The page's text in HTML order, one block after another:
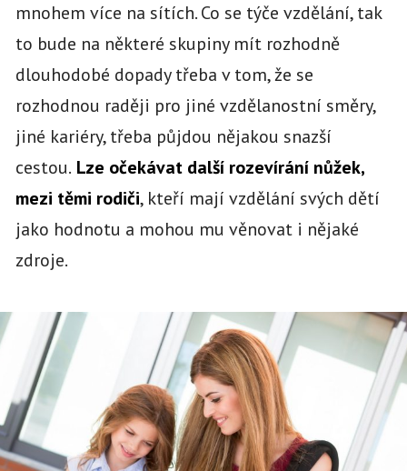
mnohem více na sítích. Co se týče vzdělání, tak
to bude na některé skupiny mít rozhodně
dlouhodobé dopady třeba v tom, že se
rozhodnou raději pro jiné vzdělanostní směry,
jiné kariéry, třeba půjdou nějakou snazší
cestou. Lze očekávat další rozevírání nůžek,
mezi těmi rodiči, kteří mají vzdělání svých dětí
jako hodnotu a mohou mu věnovat i nějaké
zdroje.